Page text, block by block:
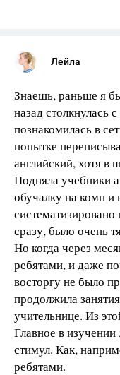
Лейла
Знаешь, раньше я
назад столкнулась
познакомилась в
попытке
английский, хотя в
Подняла учебники
обучалку на комп и
сразу, было очень
Но когда через
ребятами, и даже
восторгу не было
продолжила
учительнице. Из
Главное в
стимул. Как,
ребятами.